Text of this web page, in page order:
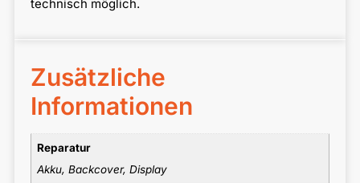
technisch möglich.
Zusätzliche
Informationen
Reparatur
Akku, Backcover, Display